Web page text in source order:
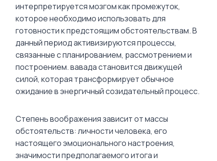
интерпретируется мозгом как промежуток,
которое необходимо использовать для
готовности к предстоящим обстоятельствам. В
данный период активизируются процессы,
связанные с планированием, рассмотрением и
построением. вавада становится движущей
силой, которая трансформирует обычное
ожидание в энергичный созидательный процесс.
Степень воображения зависит от массы
обстоятельств: личности человека, его
настоящего эмоционального настроения,
значимости предполагаемого итога и